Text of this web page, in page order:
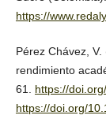
https://
Pérez Chávez,
rendimiento
61. https://
https://doi.org/